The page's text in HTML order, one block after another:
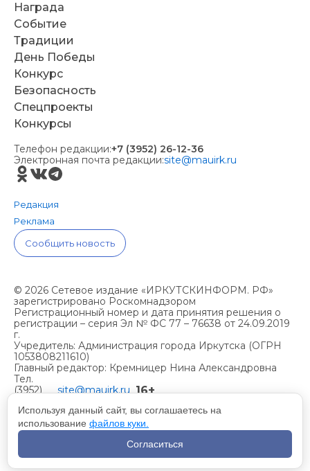
Награда
Событие
Традиции
День Победы
Конкурс
Безопасность
Спецпроекты
Конкурсы
Телефон редакции:+7 (3952) 26-12-36
Электронная почта редакции:site@mauirk.ru
Редакция
Реклама
Сообщить новость
© 2026 Сетевое издание «ИРКУТСКИНФОРМ. РФ»
зарегистрировано Роскомнадзором
Регистрационный номер и дата принятия решения о
регистрации – серия Эл № ФС 77 – 76638 от 24.09.2019
г.
Учредитель: Администрация города Иркутска (ОГРН
1053808211610)
Главный редактор: Кремницер Нина Александровна
Тел.
(3952)
site@mauirk.ru 16+
Учетная политика организации
Политика конфиденциальности
Используя данный сайт, вы соглашаетесь на
использование файлов куки.
Согласиться